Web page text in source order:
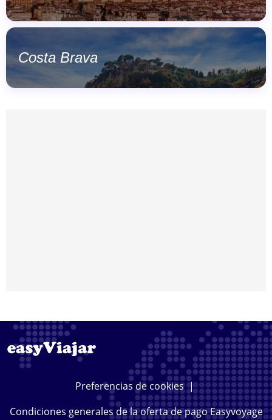
Costa Brava
Preferencias de cookies|
Condiciones generales de la oferta de pago Easyvoyage